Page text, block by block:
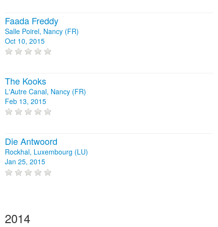
Faada Freddy
Salle Poirel, Nancy (FR)
Oct 10, 2015
The Kooks
L'Autre Canal, Nancy (FR)
Feb 13, 2015
Die Antwoord
Rockhal, Luxembourg (LU)
Jan 25, 2015
2014